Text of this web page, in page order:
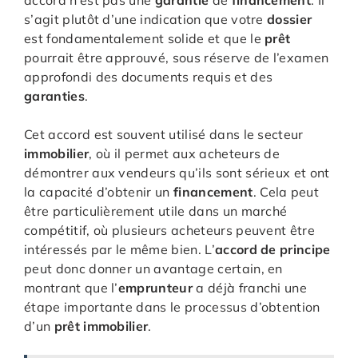
s’agit plutôt d’une indication que votredossier
est fondamentalement solide et que le prêt
pourrait être approuvé, sous réserve de l’examen
approfondi des documents requis et des
garanties.
Cet accord est souvent utilisé dans le secteur
immobilier, où il permet aux acheteurs de
démontrer aux vendeurs qu’ils sont sérieux et ont
la capacité d’obtenir unfinancement. Cela peut
être particulièrement utile dans un marché
compétitif, où plusieurs acheteurs peuvent être
intéressés par le même bien. L’accord de principe
peut donc donner un avantage certain, en
montrant que l’emprunteura déjà franchi une
étape importante dans le processus d’obtention
d’un prêt immobilier.